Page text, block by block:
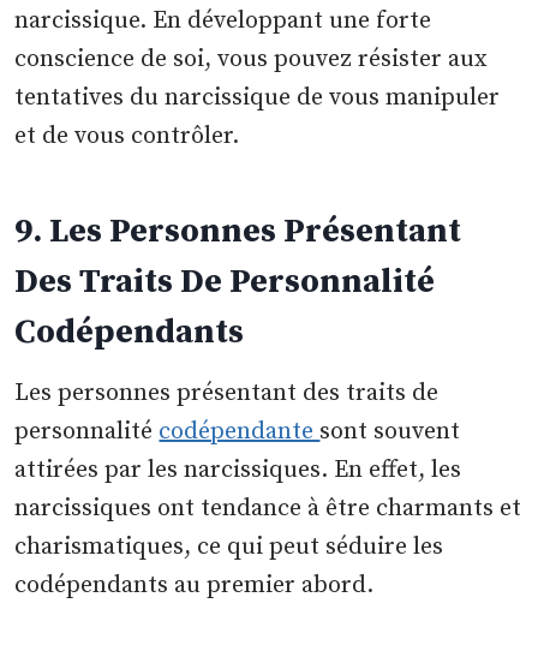
narcissique. En développant une forte
conscience de soi, vous pouvez résister aux
tentatives du narcissique de vous manipuler
et de vous contrôler.
9. Les Personnes Présentant
Des Traits De Personnalité
Codépendants
Les personnes présentant des traits de
personnalitécodépendantesont souvent
attirées par les narcissiques. En effet, les
narcissiques ont tendance à être charmants et
charismatiques, ce qui peut séduire les
codépendants au premier abord.